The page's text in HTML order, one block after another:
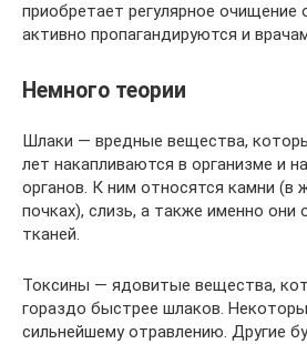
приобретает регулярное очищение
активно пропагандируются и
Немного теории
Шлаки — вредные вещества,
лет накапливаются в организме и
органов. К ним относятся камни (в
почках), слизь, а также именно они
тканей.
Токсины — ядовитые вещества,
гораздо быстрее шлаков.
сильнейшему отравлению. Другие